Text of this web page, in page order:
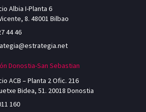
Albia I-Planta 6
8. 48001 Bilbao
44 46
Donostia-San Sebastian
ACB – Planta 2 Ofic. 216
Bidea, 51. 20018 Donostia
160